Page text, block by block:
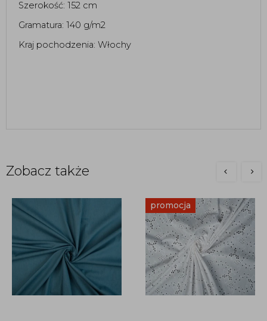
Szerokość: 152 cm
Gramatura: 140 g/m2
Kraj pochodzenia: Włochy
Zobacz także
promocja